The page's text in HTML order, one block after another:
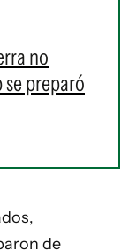
no
preparó
de